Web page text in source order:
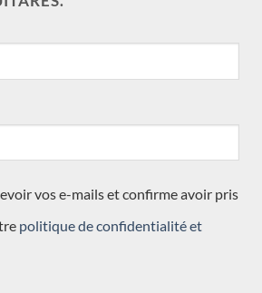
(601)
vos e-mails et confirme avoir pris
politique de confidentialité et